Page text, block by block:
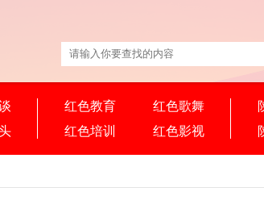
红色教育
红色歌舞
红色培训
红色影视